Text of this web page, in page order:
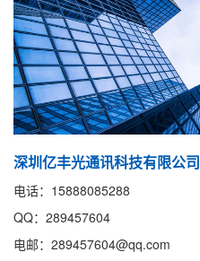
深圳亿丰光通讯科技有限公司
电话：15888085288
QQ：289457604
电邮：289457604@qq.com